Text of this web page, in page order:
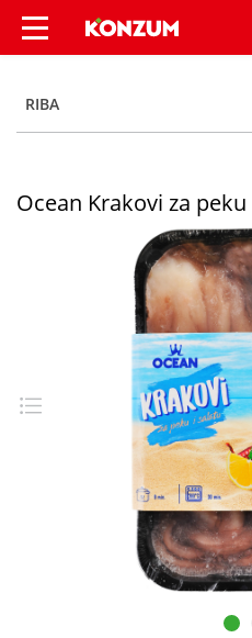
Ocean Krakovi
RIBA
Ocean Krakovi za